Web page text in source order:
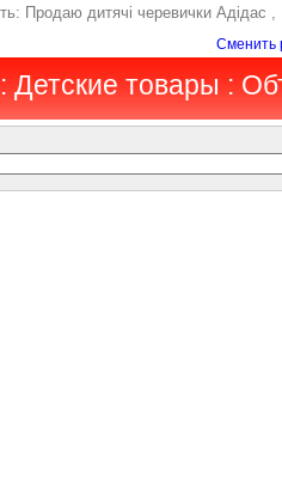
Продаю дитячі черевички
Сменить
Детские товары :